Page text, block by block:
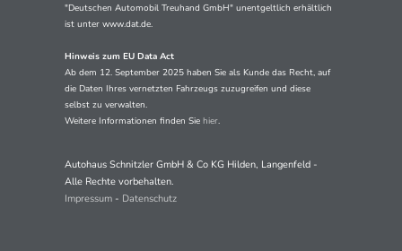
"Deutschen Automobil Treuhand GmbH" unentgeltlich erhältlich
ist unter www.dat.de.
Hinweis zum EU Data Act
Ab dem 12. September 2025 haben Sie als Kunde das Recht, auf
die Daten Ihres vernetzten Fahrzeugs zuzugreifen und diese
selbst zu verwalten.
Weitere Informationen finden Sie hier.
Autohaus Schnitzler GmbH & Co KG Hilden, Langenfeld -
Alle Rechte vorbehalten.
Impressum- Datenschutz